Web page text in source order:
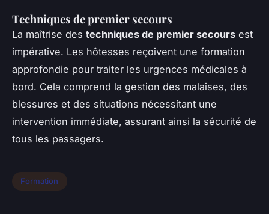
Techniques de premier secours
La maîtrise des techniques de premier secours est
impérative. Les hôtesses reçoivent une formation
approfondie pour traiter les urgences médicales à
bord. Cela comprend la gestion des malaises, des
blessures et des situations nécessitant une
intervention immédiate, assurant ainsi la sécurité de
tous les passagers.
Formation